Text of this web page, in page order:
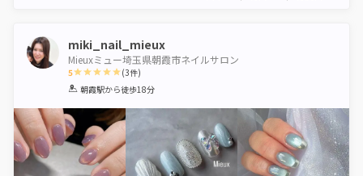
miki_nail_mieux
Mieuxミュー埼玉県朝霞市ネイルサロン
5
1 2 3 4 5
(3件)
朝霞駅から徒歩18分